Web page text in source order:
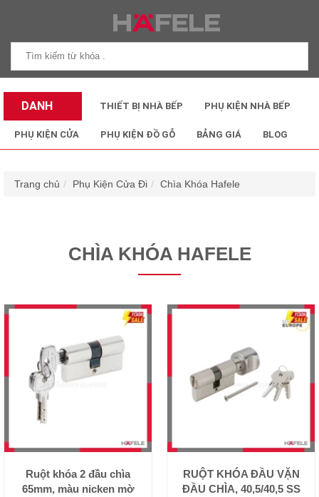
DANH
MỤC SẢN
THIẾT BỊ NHÀ BẾP PHỤ KIỆN NHÀ BẾP
PHỤ KIỆN CỬA PHỤ KIỆN ĐỒ GỖ BẢNG GIÁ BLOG
Trang chủ Phụ Kiện Cửa Đi Chìa Khóa Hafele
CHÌA KHÓA HAFELE
Ruột khóa 2 đầu chìa
65mm, màu nicken mờ
RUỘT KHÓA ĐẦU VẶN
ĐẦU CHÌA, 40,5/40,5 SS